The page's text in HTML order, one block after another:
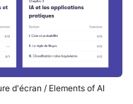
d'écran / Elements of AI